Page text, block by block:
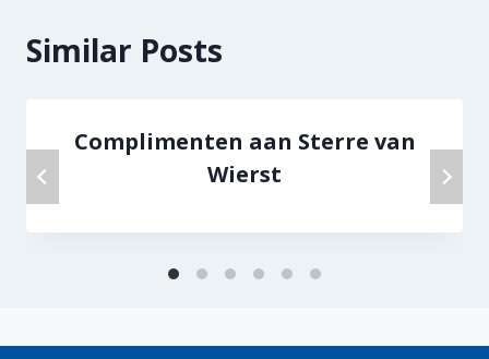
Similar Posts
Complimenten aan Sterre van
Wierst